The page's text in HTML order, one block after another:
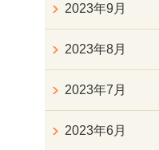
2023年9月
2023年8月
2023年7月
2023年6月